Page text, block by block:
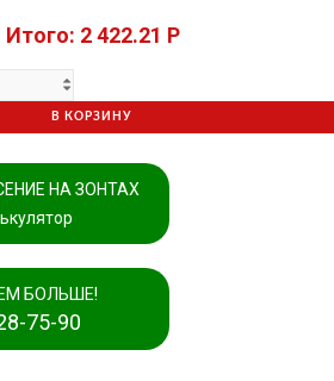
Итого: 2 422.21 P
В КОРЗИНУ
НА ЗОНТАХ
БОЛЬШЕ!
75-90